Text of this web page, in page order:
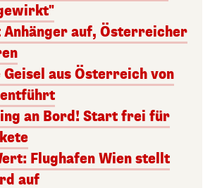
auf, Österreicher
aus Österreich von
an Bord! Start frei für
Flughafen Wien stellt
auf